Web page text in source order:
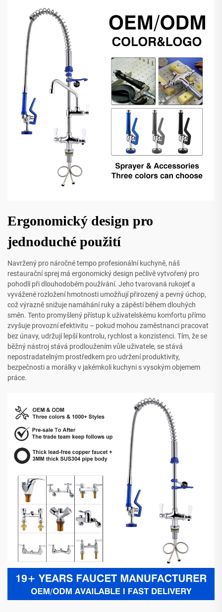
Ergonomický design pro
jednoduché použití
Navržený pro náročné tempo profesionální kuchyně, náš
restaurační sprej má ergonomický design pečlivě vytvořený pro
pohodlí při dlouhodobém používání. Jeho tvarovaná rukojeť a
vyvážené rozložení hmotnosti umožňují přirozený a pevný úchop,
což výrazně snižuje namáhání ruky a zápěstí během dlouhých
směn. Tento promyšlený přístup k uživatelskému komfortu přímo
zvyšuje provozní efektivitu – pokud mohou zaměstnanci pracovat
bez únavy, udržují lepší kontrolu, rychlost a konzistenci. Tím, že se
běžný nástroj stává prodloužením vůle uživatele, se stává
nepostradatelným prostředkem pro udržení produktivity,
bezpečnosti a morálky v jakémkoli kuchyni s vysokým objemem
práce.